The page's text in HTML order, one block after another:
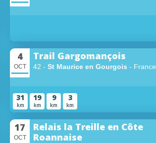
4
OCT
Trail Gargomançois
42 - St Maurice en Gourgois - France
31
km
19
km
9
km
3
km
17
OCT
Relais la Treille en Côte
Roannaise